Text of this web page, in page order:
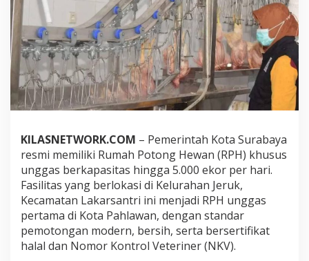
k
a
n
R
P
U
n
g
s
M
o
d
e
r
n
B
e
KILASNETWORK.COM – Pemerintah Kota Surabaya
resmi memiliki Rumah Potong Hewan (RPH) khusus
unggas berkapasitas hingga 5.000 ekor per hari.
Fasilitas yang berlokasi di Kelurahan Jeruk,
Kecamatan Lakarsantri ini menjadi RPH unggas
pertama di Kota Pahlawan, dengan standar
pemotongan modern, bersih, serta bersertifikat
halal dan Nomor Kontrol Veteriner (NKV).